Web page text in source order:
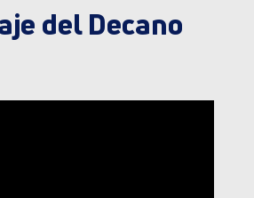
del Decano